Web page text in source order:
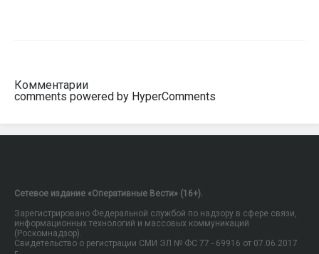
Комментарии
comments powered by HyperComments
Сетевое издание «Оперативные Вести» (16+).
Зарегистрировано Федеральной службой по надзору в сфере связи,
информационных технологий и массовых коммуникаций
(Роскомнадзор).
Свидетельство о регистрации СМИ ЭЛ № ФС 77 - 69916 от 07.06.2017